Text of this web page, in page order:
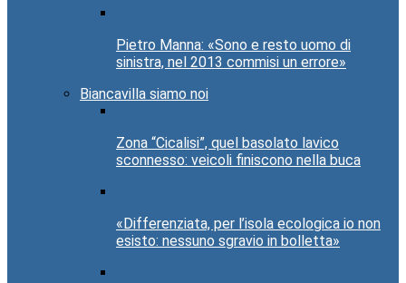
Pietro Manna: «Sono e resto uomo di
sinistra, nel 2013 commisi un errore»
Biancavilla siamo noi
Zona “Cicalisi”, quel basolato lavico
sconnesso: veicoli finiscono nella buca
«Differenziata, per l’isola ecologica io non
esisto: nessuno sgravio in bolletta»